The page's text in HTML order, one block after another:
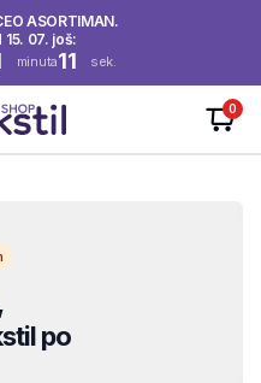
ASORTIMAN.
07. još:
minuta11 sek.
0
po